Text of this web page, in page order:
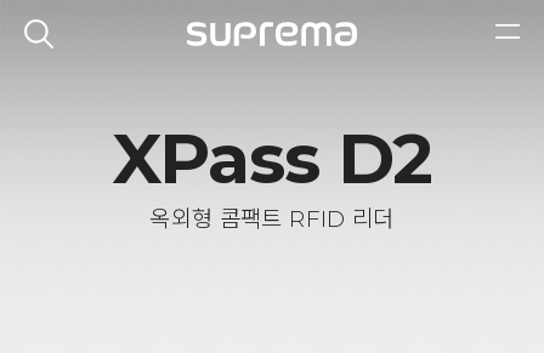
XPass D2
옥외형 콤팩트 RFID 리더